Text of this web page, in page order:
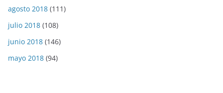
agosto 2018 (111)
julio 2018 (108)
junio 2018 (146)
mayo 2018 (94)